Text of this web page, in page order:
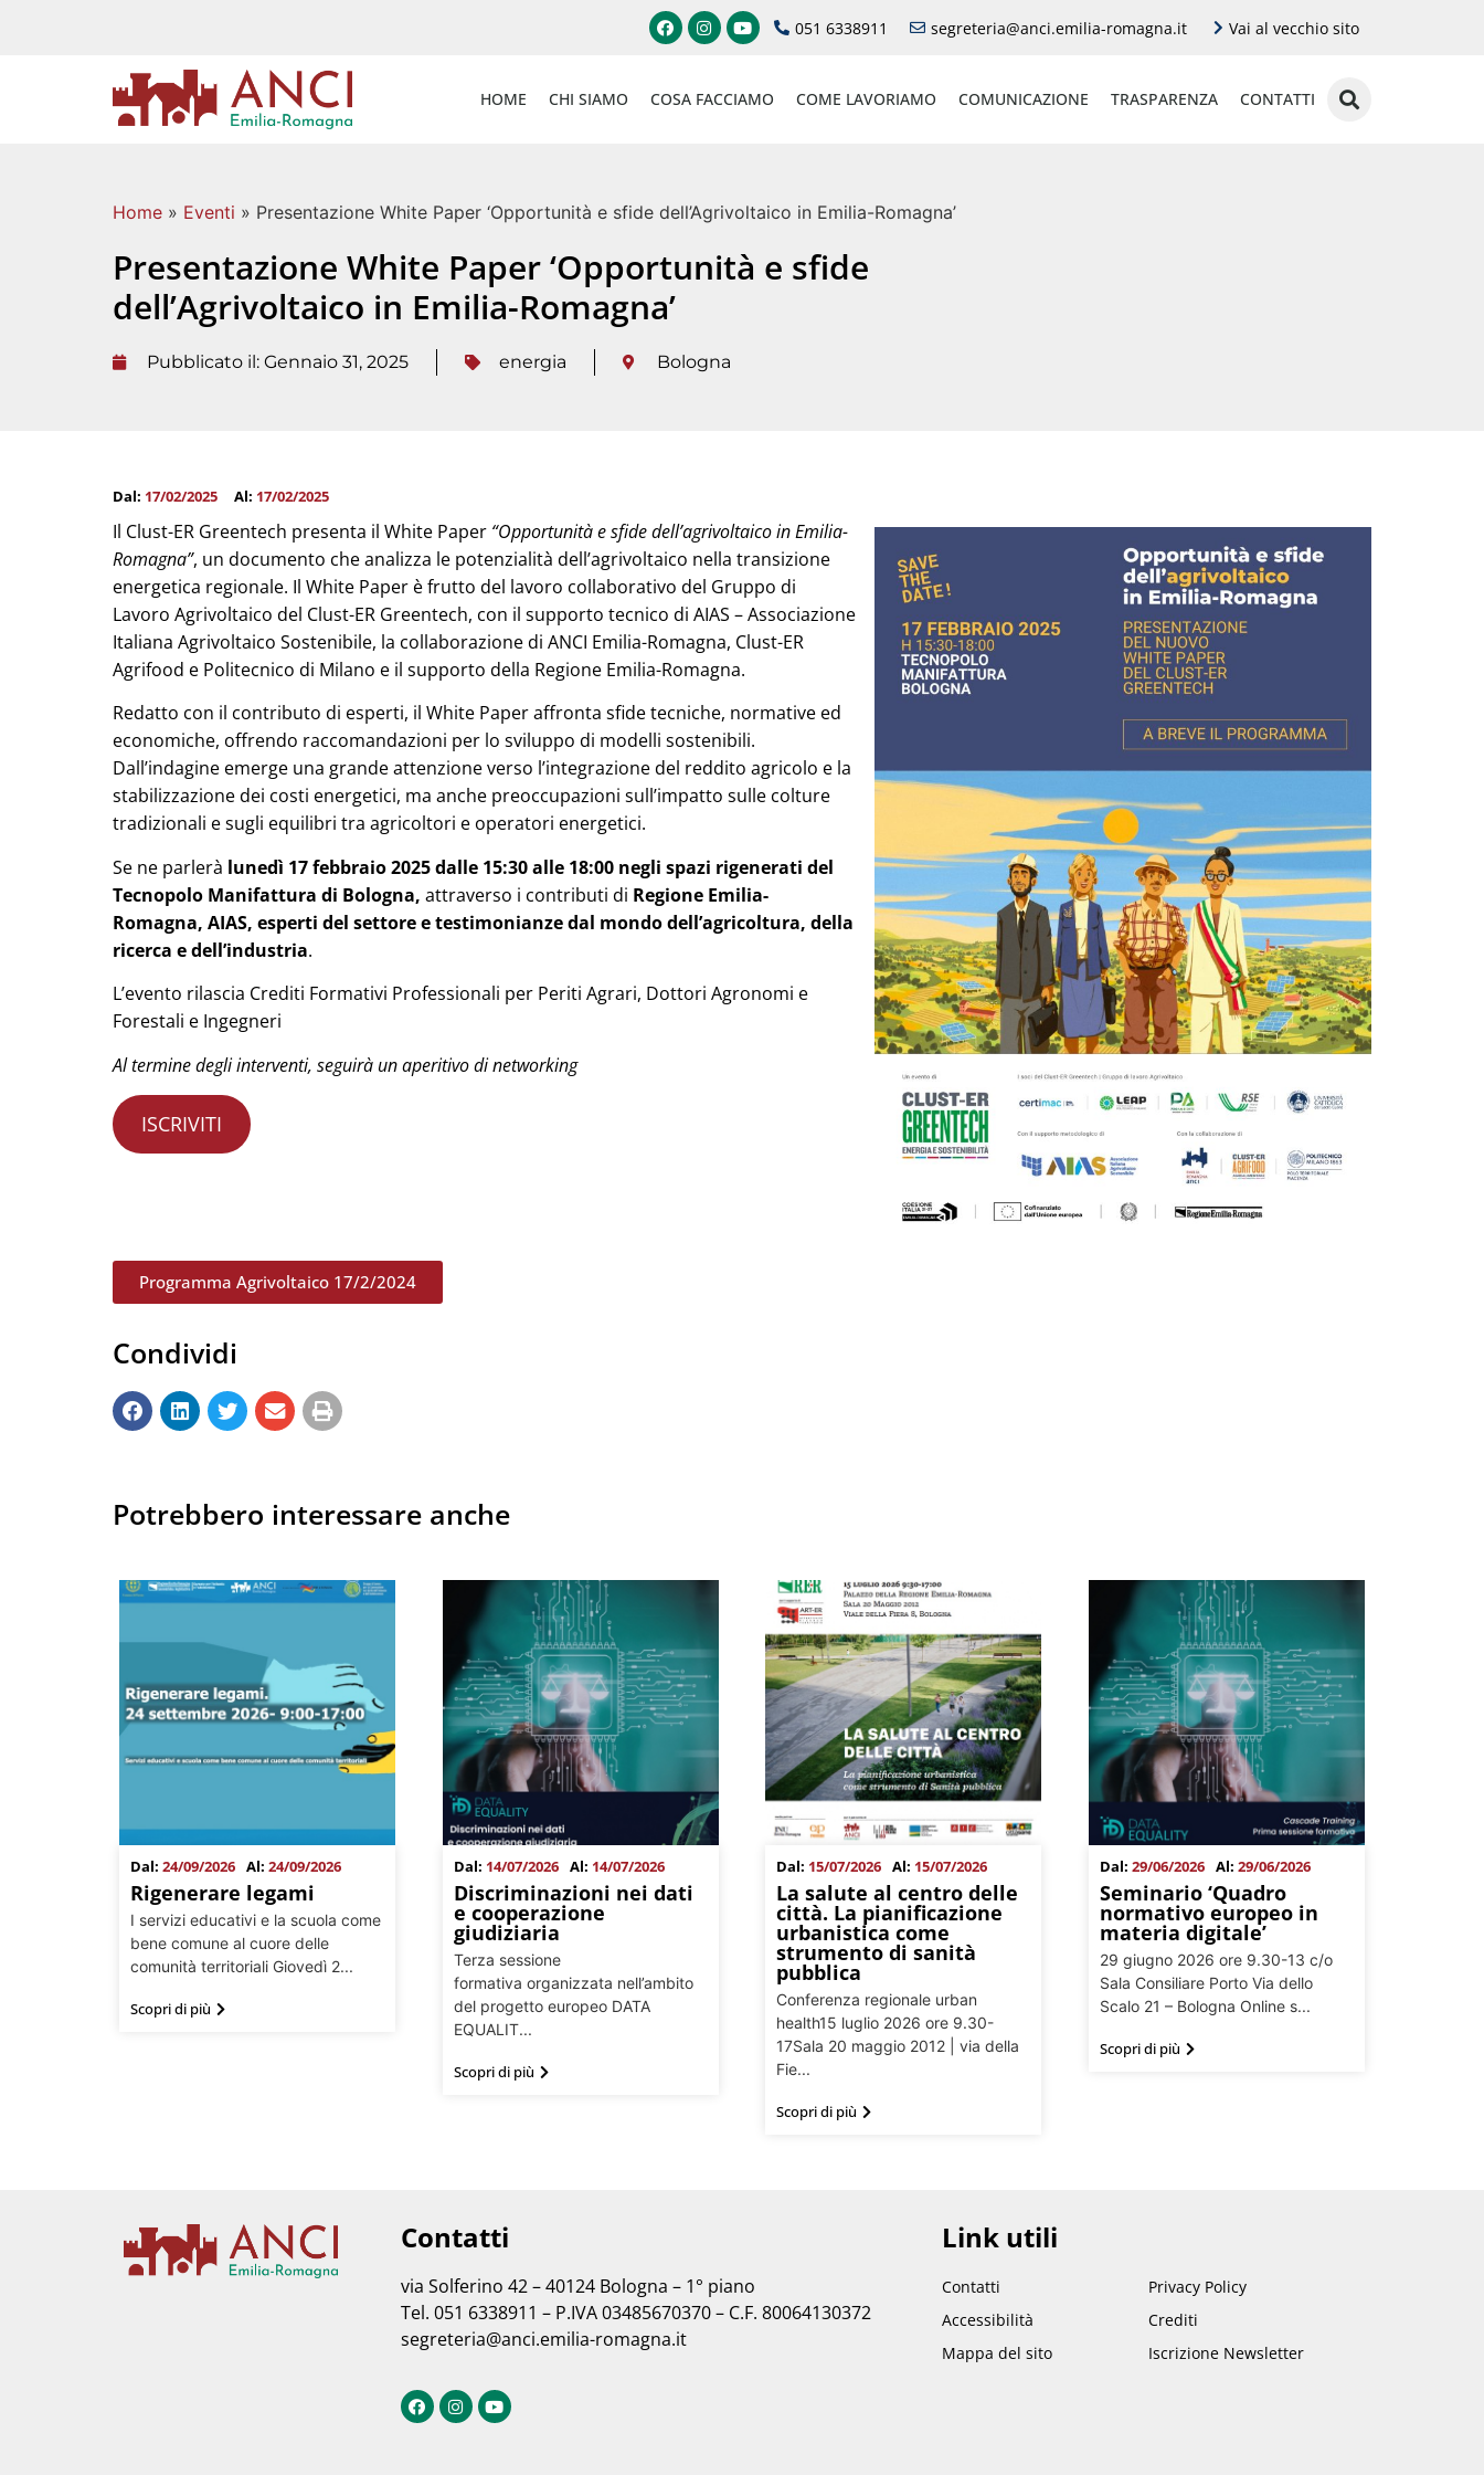
051 6338911 segreteria@anci.emilia-romagna.it Vai al vecchio sito
HOME CHI SIAMO COSA FACCIAMO COME LAVORIAMO COMUNICAZIONE TRASPARENZA CONTATTI
Home » Eventi » Presentazione White Paper ‘Opportunità e sfide dell’Agrivoltaico in Emilia-Romagna’
Presentazione White Paper ‘Opportunità e sfide
dell’Agrivoltaico in Emilia-Romagna’
Pubblicato il: Gennaio 31, 2025 energia Bologna
Dal: 17/02/2025 Al: 17/02/2025
Il Clust-ER Greentech presenta il White Paper “Opportunità e sfide dell’agrivoltaico in Emilia-
Romagna”, un documento che analizza le potenzialità dell’agrivoltaico nella transizione
energetica regionale. Il White Paper è frutto del lavoro collaborativo del Gruppo di
Lavoro Agrivoltaico del Clust-ER Greentech, con il supporto tecnico di AIAS – Associazione
Italiana Agrivoltaico Sostenibile, la collaborazione di ANCI Emilia-Romagna, Clust-ER
Agrifood e Politecnico di Milano e il supporto della Regione Emilia-Romagna.
Redatto con il contributo di esperti, il White Paper affronta sfide tecniche, normative ed
economiche, offrendo raccomandazioni per lo sviluppo di modelli sostenibili.
Dall’indagine emerge una grande attenzione verso l’integrazione del reddito agricolo e la
stabilizzazione dei costi energetici, ma anche preoccupazioni sull’impatto sulle colture
tradizionali e sugli equilibri tra agricoltori e operatori energetici.
Se ne parlerà lunedì 17 febbraio 2025 dalle 15:30 alle 18:00 negli spazi rigenerati del
Tecnopolo Manifattura di Bologna, attraverso i contributi di Regione Emilia-
Romagna, AIAS, esperti del settore e testimonianze dal mondo dell’agricoltura, della
ricerca e dell’industria.
L’evento rilascia Crediti Formativi Professionali per Periti Agrari, Dottori Agronomi e
Forestali e Ingegneri
Al termine degli interventi, seguirà un aperitivo di networking
ISCRIVITI
Programma Agrivoltaico 17/2/2024
Condividi
Potrebbero interessare anche
Dal:24/09/2026 Al:24/09/2026
Rigenerare legami
I servizi educativi e la scuola come
bene comune al cuore delle
comunità territoriali Giovedì 2...
Scopri di più
Dal: 14/07/2026 Al: 14/07/2026
Discriminazioni nei dati
e cooperazione
giudiziaria
Terza sessione
formativa organizzata nell’ambito
del progetto europeo DATA
EQUALIT...
Scopri di più
Dal: 15/07/2026 Al: 15/07/2026
La salute al centro delle
città. La pianificazione
urbanistica come
strumento di sanità
pubblica
Conferenza regionale urban
health15 luglio 2026 ore 9.30-
17Sala 20 maggio 2012 | via della
Fie...
Scopri di più
Dal: 29/06/2026 Al: 29/06/2026
Seminario ‘Quadro
normativo europeo in
materia digitale’
29 giugno 2026 ore 9.30-13 c/o
Sala Consiliare Porto Via dello
Scalo 21 – Bologna Online s...
Scopri di più
Contatti
via Solferino 42 – 40124 Bologna – 1° piano
Tel. 051 6338911 – P.IVA 03485670370 – C.F. 80064130372
segreteria@anci.emilia-romagna.it
Link utili
Contatti
Accessibilità
Mappa del sito
Privacy Policy
Crediti
Iscrizione Newsletter